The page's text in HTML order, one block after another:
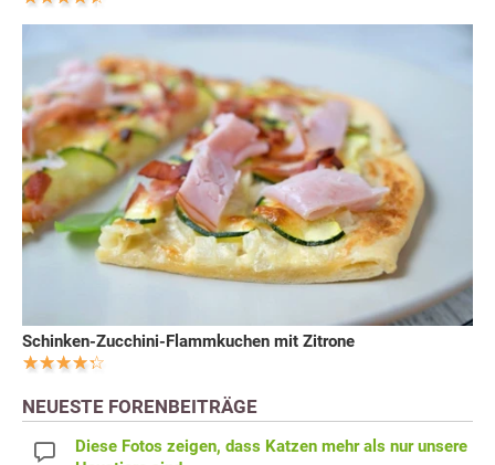
Schinken-Zucchini-Flammkuchen mit Zitrone
NEUESTE FORENBEITRÄGE
Diese Fotos zeigen, dass Katzen mehr als nur unsere